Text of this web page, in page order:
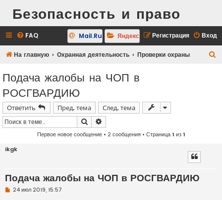
Безопасность и право
FAQ Вход
Регистрация
Mail.Ru Яндекс
На главную Охранная деятельность Проверки охраны
Подача жалобы на ЧОП в
РОСГВАРДИЮ
Ответить Пред. тема
След. тема
Поиск
Первое новое сообщение• 2 сообщения • Страница1 из1
ikgk
Подача жалобы на ЧОП в РОСГВАРДИЮ
Н24 июл 2019, 15:57